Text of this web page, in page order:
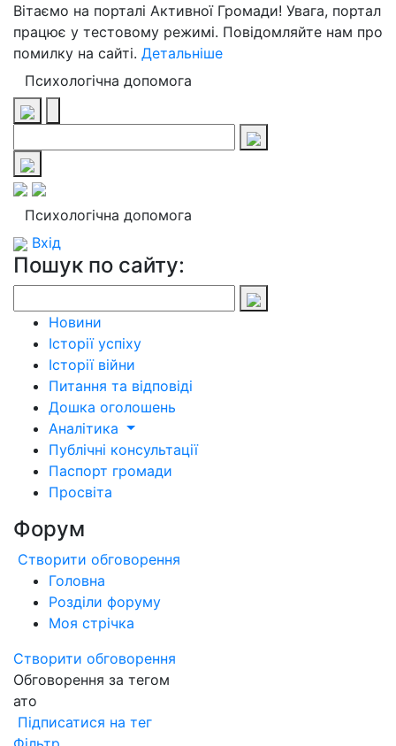
Вітаємо на порталі Активної Громади! Увага, портал
працює у тестовому режимі. Повідомляйте нам про
помилку на сайті. Детальніше
Психологічна допомога
Психологічна допомога
Вхід
Пошук по сайту:
Новини
Історії успіху
Історії війни
Питання та відповіді
Дошка оголошень
Аналітика
Публічні консультації
Паспорт громади
Просвіта
Форум
Створити обговорення
Головна
Розділи форуму
Моя стрічка
Створити обговорення
Обговорення за тегом
ато
Підписатися на тег